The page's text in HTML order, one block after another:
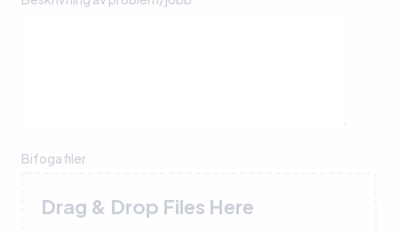
Bifoga filer
Drag & Drop Files Here